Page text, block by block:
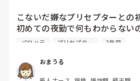
こないだ嫌なプリセプターとの
初めての夜勤で何もわからない
せと言われ、自分なりになんと
入、吸引も全部しろとのこと。
多くてお話が大好きな方もおら
パワハラ プリセプター 2年目
おまうる